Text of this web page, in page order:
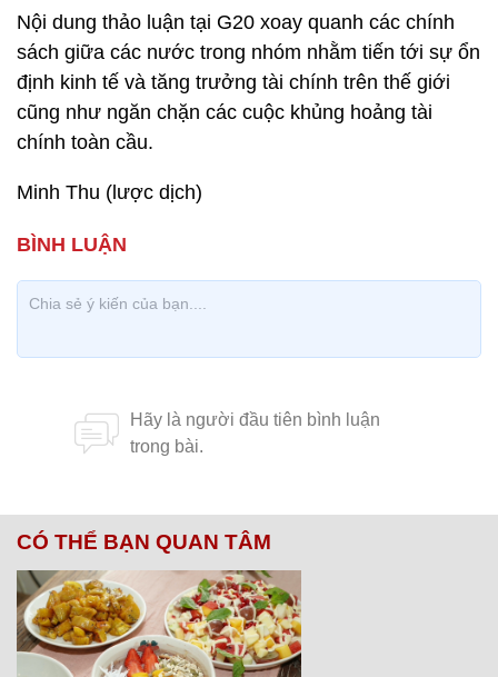
Nội dung thảo luận tại G20 xoay quanh các chính
sách giữa các nước trong nhóm nhằm tiến tới sự ổn
định kinh tế và tăng trưởng tài chính trên thế giới
cũng như ngăn chặn các cuộc khủng hoảng tài
chính toàn cầu.
Minh Thu (lược dịch)
CÓ THỂ BẠN QUAN TÂM